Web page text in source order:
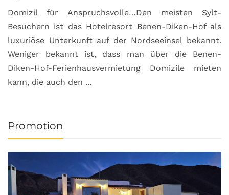
Domizil für Anspruchsvolle…Den meisten Sylt-
Besuchern ist das Hotelresort Benen-Diken-Hof als
luxuriöse Unterkunft auf der Nordseeinsel bekannt.
Weniger bekannt ist, dass man über die Benen-
Diken-Hof-Ferienhausvermietung Domizile mieten
kann, die auch den ...
Promotion